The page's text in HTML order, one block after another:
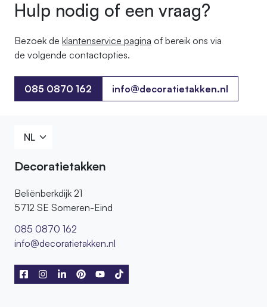
Hulp nodig of een vraag?
Bezoek de klantenservice pagina of bereik ons ​​via
de volgende contactopties.
085 0870 162
085 0870 162
info@decoratietakken.nl
Decoratietakken
Beliënberkdijk 21
5712 SE Someren-Eind
085 0870 162
info@decoratietakken.nl